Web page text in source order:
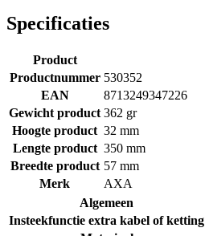
Specificaties
Product
Productnummer 530352
EAN
8713249347226
Gewicht product 362 gr
Hoogte product 32 mm
Lengte product 350 mm
Breedte product 57 mm
Merk
AXA
Algemeen
Insteekfunctie extra kabel of ketting